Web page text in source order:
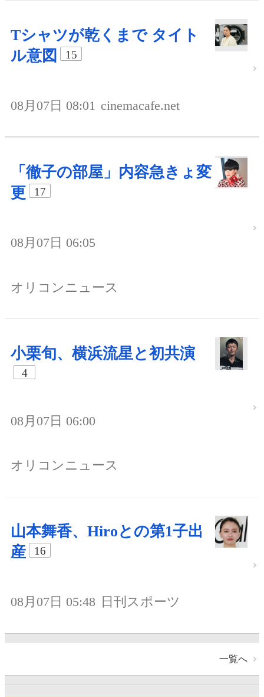
Tシャツが乾くまで タイト
ル意図
15
08月07日 08:01 cinemacafe.net
「徹子の部屋」内容急きょ変
更
17
08月07日 06:05
オリコンニュース
小栗旬、横浜流星と初共演
4
08月07日 06:00
オリコンニュース
山本舞香、Hiroとの第1子出
産
16
08月07日 05:48 日刊スポーツ
一覧へ